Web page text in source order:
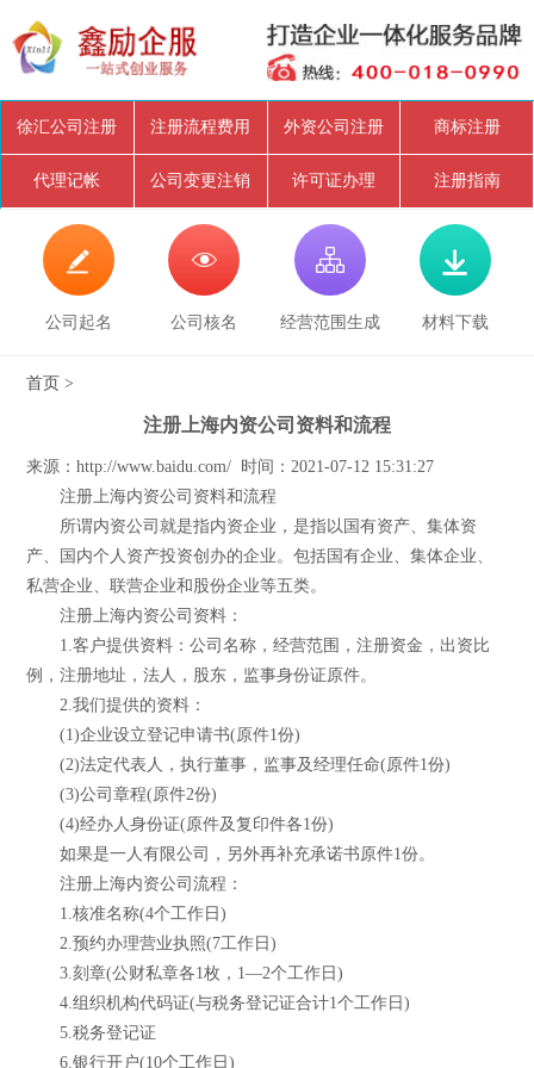
徐汇公司注册 注册流程费用 外资公司注册 商标注册
代理记帐 公司变更注销 许可证办理 注册指南

公司起名

公司核名

经营范围生成

材料下载
首页 >
注册上海内资公司资料和流程
来源：http://www.baidu.com/ 时间：2021-07-12 15:31:27
注册上海内资公司资料和流程
所谓内资公司就是指内资企业，是指以国有资产、集体资
产、国内个人资产投资创办的企业。包括国有企业、集体企业、
私营企业、联营企业和股份企业等五类。
注册上海内资公司资料：
1.客户提供资料：公司名称，经营范围，注册资金，出资比
例，注册地址，法人，股东，监事身份证原件。
2.我们提供的资料：
(1)企业设立登记申请书(原件1份)
(2)法定代表人，执行董事，监事及经理任命(原件1份)
(3)公司章程(原件2份)
(4)经办人身份证(原件及复印件各1份)
如果是一人有限公司，另外再补充承诺书原件1份。
注册上海内资公司流程：
1.核准名称(4个工作日)
2.预约办理营业执照(7工作日)
3.刻章(公财私章各1枚，1—2个工作日)
4.组织机构代码证(与税务登记证合计1个工作日)
5.税务登记证
6.银行开户(10个工作日)